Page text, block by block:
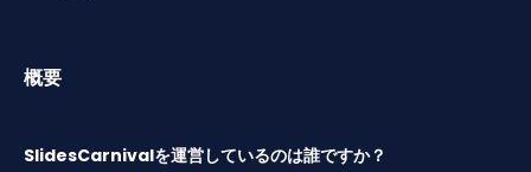
概要
SlidesCarnivalを運営しているのは誰ですか？